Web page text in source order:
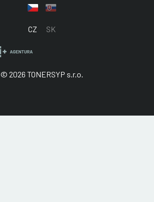
CZ SK
© 2026 TONERSYP s.r.o.